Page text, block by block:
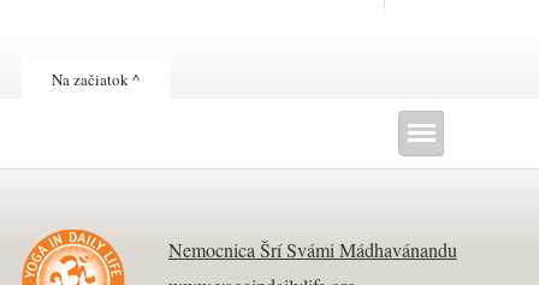
Na začiatok ^
Nemocnica Šrí Svámi Mádhavánandu